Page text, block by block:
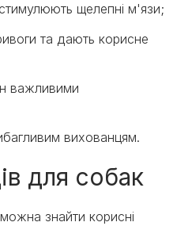
щелепні м'язи;
та дають корисне
важливими
вихованцям.
для собак
знайти корисні